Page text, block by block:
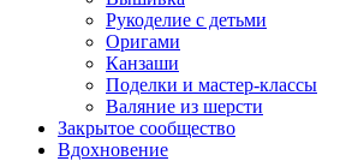
Рукоделие с детьми
Оригами
Канзаши
Поделки и мастер-классы
Валяние из шерсти
Закрытое сообщество
Вдохновение